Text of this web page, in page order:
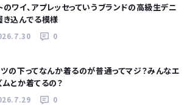
のワイ、アプレッセっていうブランドの高級生デニ
き込んでる模様
0
の下ってなんか着るのが普通ってマジ？みんなエ
ムとか着てるの？
0